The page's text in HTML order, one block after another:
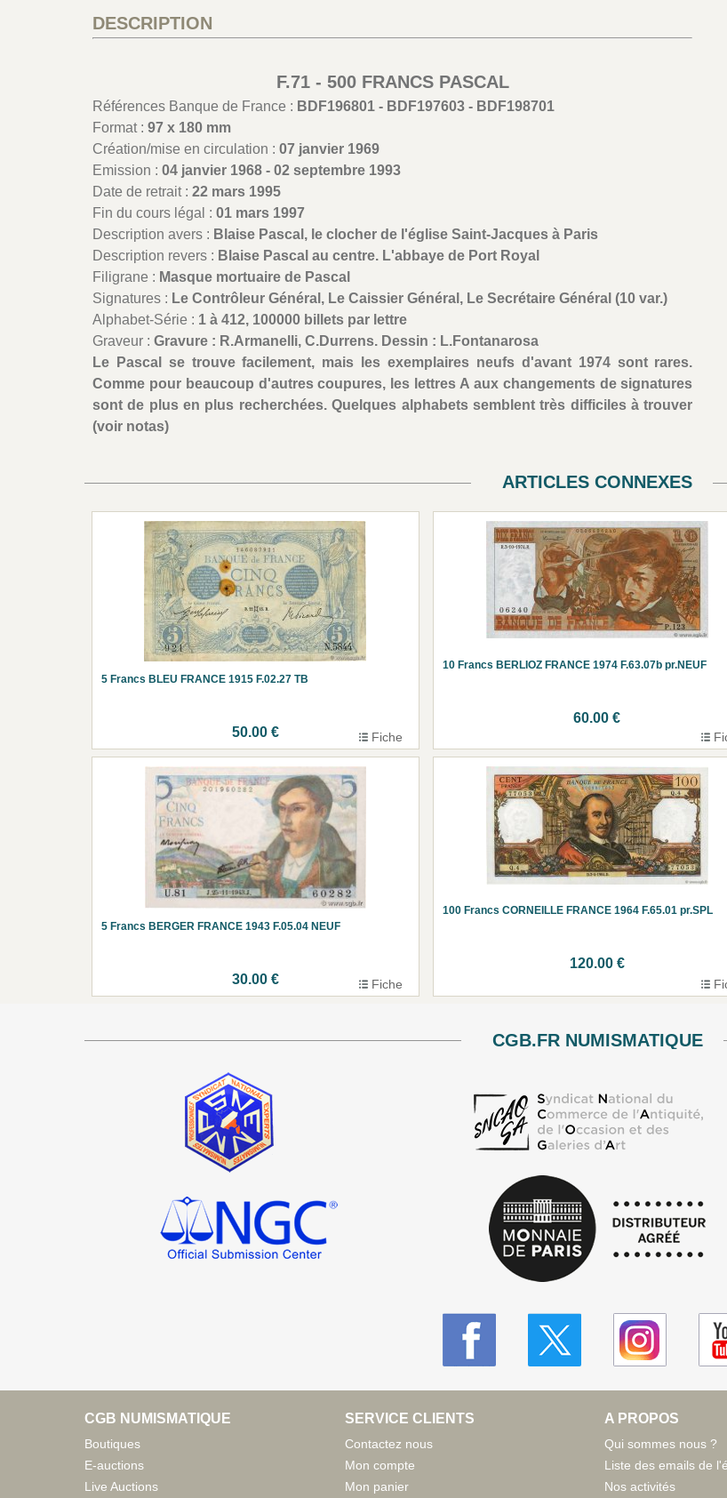
DESCRIPTION
F.71 - 500 FRANCS PASCAL
Références Banque de France : BDF196801 - BDF197603 - BDF198701
Format : 97 x 180 mm
Création/mise en circulation : 07 janvier 1969
Emission : 04 janvier 1968 - 02 septembre 1993
Date de retrait : 22 mars 1995
Fin du cours légal : 01 mars 1997
Description avers : Blaise Pascal, le clocher de l'église Saint-Jacques à Paris
Description revers : Blaise Pascal au centre. L'abbaye de Port Royal
Filigrane : Masque mortuaire de Pascal
Signatures : Le Contrôleur Général, Le Caissier Général, Le Secrétaire Général (10 var.)
Alphabet-Série : 1 à 412, 100000 billets par lettre
Graveur : Gravure : R.Armanelli, C.Durrens. Dessin : L.Fontanarosa
Le Pascal se trouve facilement, mais les exemplaires neufs d'avant 1974 sont rares.
Comme pour beaucoup d'autres coupures, les lettres A aux changements de signatures
sont de plus en plus recherchées. Quelques alphabets semblent très difficiles à trouver
(voir notas)
ARTICLES CONNEXES
5 Francs BLEU FRANCE 1915 F.02.27 TB
50.00 € Fiche
10 Francs BERLIOZ FRANCE 1974 F.63.07b pr.NEUF
60.00 €
5 Francs BERGER FRANCE 1943 F.05.04 NEUF
30.00 € Fiche
100 Francs CORNEILLE FRANCE 1964 F.65.01 pr.SPL
120.00 €
CGB.FR NUMISMATIQUE
CGB NUMISMATIQUE
Boutiques
E-auctions
Live Auctions
SERVICE CLIENTS
Contactez nous
Mon compte
Mon panier
A PROPOS
Qui sommes nous ?
Liste des emails de
Nos activités